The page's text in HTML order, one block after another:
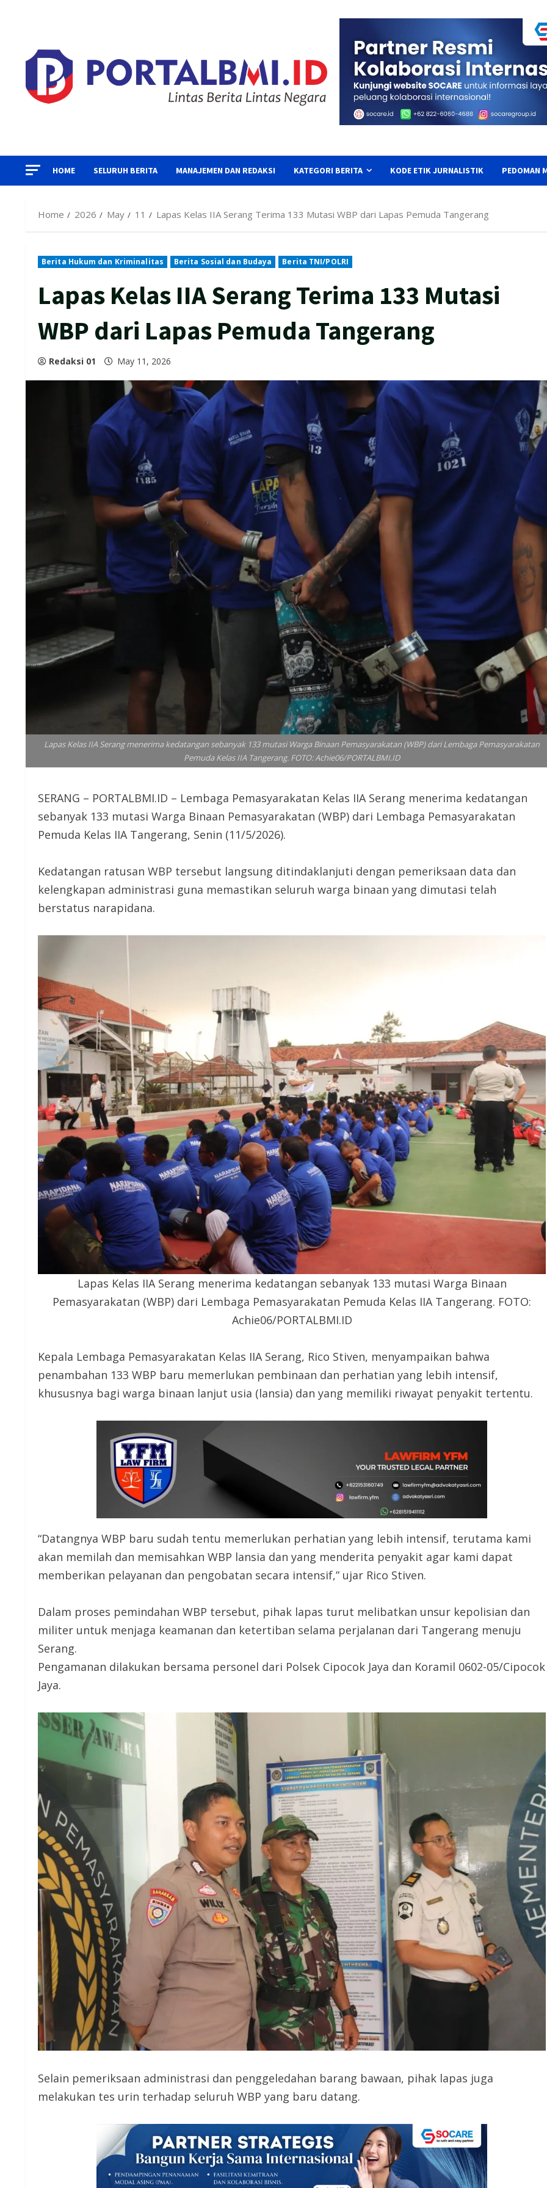
HOME SELURUH BERITA MANAJEMEN DAN REDAKSI KATEGORI BERITA KODE ETIK JURNALISTIK PEDOMAN
Home 2026 May 11 Lapas Kelas IIA Serang Terima 133 Mutasi WBP dari Lapas Pemuda Tangerang
Berita Hukum dan Kriminalitas Berita Sosial dan Budaya Berita TNI/POLRI
Lapas Kelas IIA Serang Terima 133 Mutasi
WBP dari Lapas Pemuda Tangerang
Redaksi 01 May 11, 2026
Lapas Kelas IIA Serang menerima kedatangan sebanyak 133 mutasi Warga Binaan Pemasyarakatan (WBP) dari Lembaga Pemasyarakatan
Pemuda Kelas IIA Tangerang. FOTO: Achie06/PORTALBMI.ID
SERANG – PORTALBMI.ID – Lembaga Pemasyarakatan Kelas IIA Serang menerima kedatangan
sebanyak 133 mutasi Warga Binaan Pemasyarakatan (WBP) dari Lembaga Pemasyarakatan
Pemuda Kelas IIA Tangerang, Senin (11/5/2026).
Kedatangan ratusan WBP tersebut langsung ditindaklanjuti dengan pemeriksaan data dan
kelengkapan administrasi guna memastikan seluruh warga binaan yang dimutasi telah
berstatus narapidana.
Lapas Kelas IIA Serang menerima kedatangan sebanyak 133 mutasi Warga Binaan
Pemasyarakatan (WBP) dari Lembaga Pemasyarakatan Pemuda Kelas IIA Tangerang. FOTO:
Achie06/PORTALBMI.ID
Kepala Lembaga Pemasyarakatan Kelas IIA Serang, Rico Stiven, menyampaikan bahwa
penambahan 133 WBP baru memerlukan pembinaan dan perhatian yang lebih intensif,
khususnya bagi warga binaan lanjut usia (lansia) dan yang memiliki riwayat penyakit tertentu.
“Datangnya WBP baru sudah tentu memerlukan perhatian yang lebih intensif, terutama kami
akan memilah dan memisahkan WBP lansia dan yang menderita penyakit agar kami dapat
memberikan pelayanan dan pengobatan secara intensif,” ujar Rico Stiven.
Dalam proses pemindahan WBP tersebut, pihak lapas turut melibatkan unsur kepolisian dan
militer untuk menjaga keamanan dan ketertiban selama perjalanan dari Tangerang menuju
Serang.
Pengamanan dilakukan bersama personel dari Polsek Cipocok Jaya dan Koramil 0602-05/Cipocok
Jaya.
Selain pemeriksaan administrasi dan penggeledahan barang bawaan, pihak lapas juga
melakukan tes urin terhadap seluruh WBP yang baru datang.